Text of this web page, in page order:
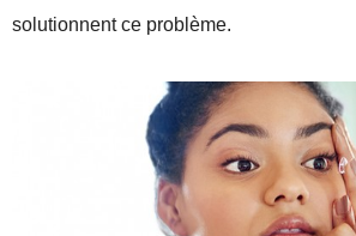
solutionnent ce problème.